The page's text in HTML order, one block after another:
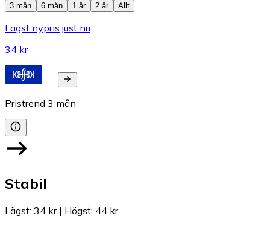
3 mån
6 mån 1 år 2 år Allt
Lägst nypris just nu
34 kr
Pristrend 3 mån
Stabil
Lägst: 34 kr| Högst: 44 kr